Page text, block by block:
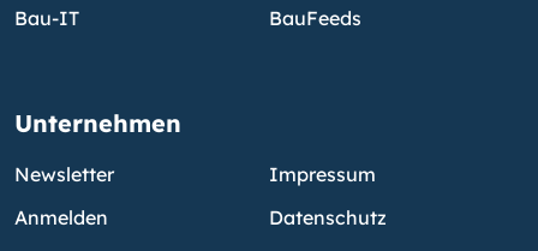
Bau-IT
BauFeeds
Unternehmen
Newsletter
Anmelden
Impressum
Datenschutz